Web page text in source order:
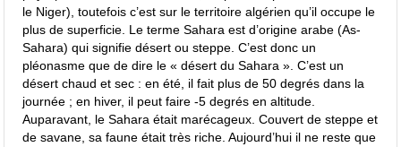
le Niger), toutefois c’est sur le territoire algérien qu’il occupe le
plus de superficie. Le terme Sahara est d’origine arabe (As-
Sahara) qui signifie désert ou steppe. C’est donc un
pléonasme que de dire le « désert du Sahara ». C’est un
désert chaud et sec : en été, il fait plus de 50 degrés dans la
journée ; en hiver, il peut faire -5 degrés en altitude.
Auparavant, le Sahara était marécageux. Couvert de steppe et
de savane, sa faune était très riche. Aujourd’hui il ne reste que